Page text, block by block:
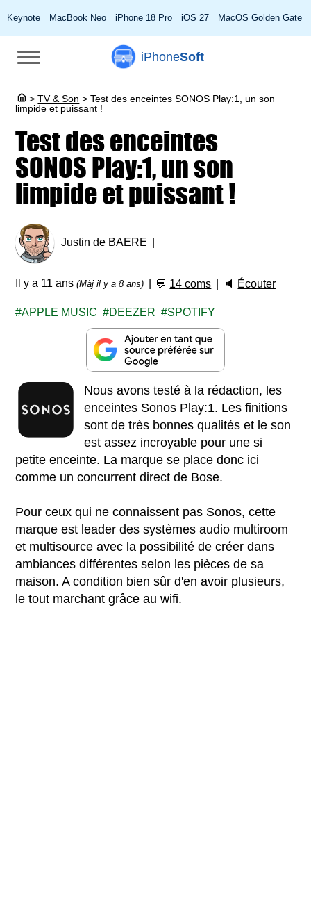
Keynote MacBook Neo iPhone 18 Pro iOS 27 MacOS Golden Gate
iPhoneSoft
> TV & Son > Test des enceintes SONOS Play:1, un son
limpide et puissant !
Test des enceintes
SONOS Play:1, un son
limpide et puissant !
Justin de BAERE
Il y a 11 ans(Màj il y a 8 ans) 💬 14 coms 🔈 Écouter
APPLE MUSIC DEEZER SPOTIFY
Nous avons testé à la rédaction, les
enceintes Sonos Play:1. Les finitions
sont de très bonnes qualités et le son
est assez incroyable pour une si
petite enceinte. La marque se place donc ici
comme un concurrent direct de Bose.
Pour ceux qui ne connaissent pas Sonos, cette
marque est leader des systèmes audio multiroom
et multisource avec la possibilité de créer dans
ambiances différentes selon les pièces de sa
maison. A condition bien sûr d'en avoir plusieurs,
le tout marchant grâce au wifi.